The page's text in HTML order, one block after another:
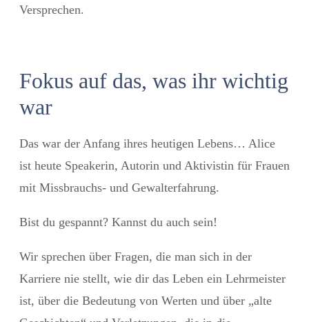
Versprechen.
Fokus auf das, was ihr wichtig
war
Das war der Anfang ihres heutigen Lebens… Alice
ist heute Speakerin, Autorin und Aktivistin für Frauen
mit Missbrauchs- und Gewalterfahrung.
Bist du gespannt? Kannst du auch sein!
Wir sprechen über Fragen, die man sich in der
Karriere nie stellt, wie dir das Leben ein Lehrmeister
ist, über die Bedeutung von Werten und über „alte